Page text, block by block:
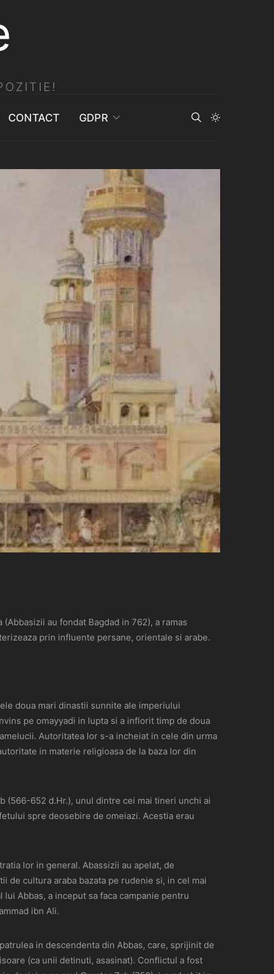
CONTACT GDPR
au fondat Bagdad in 762), a ramas
prin influente persane, orientale si arabe.
doua mari dinastii sunnite ale imperiului
pe omayyadi in lupta si a inflorit timp de doua
Autoritatea lor s-a incheiat in cele din urma
in materie religioasa de la baza lor din
(566-652 d.Hr.), unul dintre cei mai tineri unchi ai
spre deosebire de omeiazi. Acestia erau
lor in general. Abassizii au apelat, de
de cultura araba bazata pe rudenie si, in cel mai
Abbas, a inceput sa faca campanie pentru
ibn Ali.
in descendenta din Abbas, care, sprijinit de
(ca unii detinuti, asasinat). Conflictul a fost